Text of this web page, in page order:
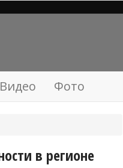
Видео Фото
в регионе